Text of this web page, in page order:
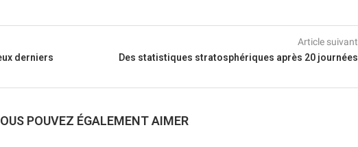
derniers
Article suivant
Des statistiques stratosphériques après 20 journées
POUVEZ ÉGALEMENT AIMER